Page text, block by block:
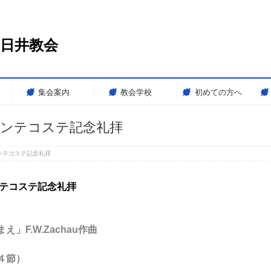
井教会
集会案内 教会学校 初めての方へ
テコステ記念礼拝
コステ記念礼拝
コステ記念礼拝
え」F.W.Zachau作曲
）